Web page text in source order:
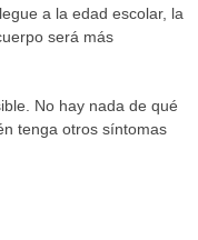
a la edad escolar, la
será más
No hay nada de qué
tenga otros síntomas